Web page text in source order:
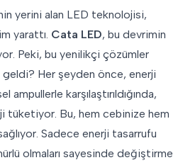
yerini alan LED teknolojisi,
yarattı. Cata LED, bu devrimin
Peki, bu yenilikçi çözümler
Her şeyden önce, enerji
karşılaştırıldığında,
tüketiyor. Bu, hem cebinize hem
Sadece enerji tasarrufu
olmaları sayesinde değiştirme